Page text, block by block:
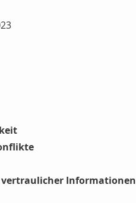
vertraulicher Informationen